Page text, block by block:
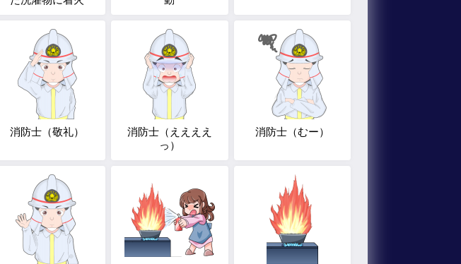
消防士（敬礼）
消防士（ええええ
っ）
消防士（むー）